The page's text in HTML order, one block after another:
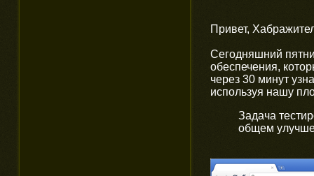
Привет,
Сегодняшний
обеспечения,
через 30 минут
используя нашу
Задача
общем